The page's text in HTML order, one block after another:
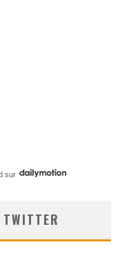
sur